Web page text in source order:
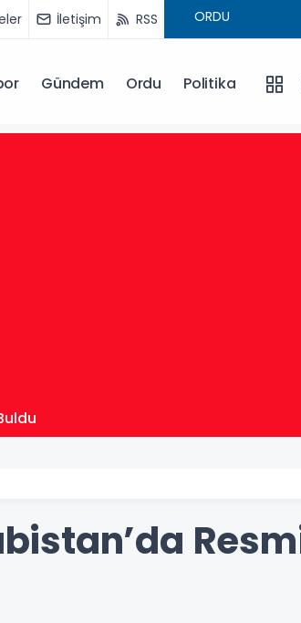
İletişim RSS
Gündem Ordu Politika